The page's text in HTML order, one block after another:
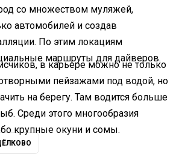
со множеством муляжей,
автомобилей и создав
По этим локациям
маршруты для дайверов.
в карьере можно не только
пейзажами под водой, но
на берегу. Там водится больше
Среди этого многообразия
крупные окуни и сомы.